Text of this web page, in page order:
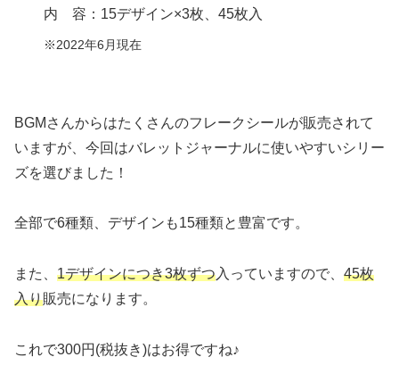
内 容：15デザイン×3枚、45枚入
※2022年6月現在
BGMさんからはたくさんのフレークシールが販売されて
いますが、今回はバレットジャーナルに使いやすいシリー
ズを選びました！
全部で6種類、デザインも15種類と豊富です。
また、 1デザインにつき3枚ずつ入っていますので、 45枚
入り販売になります。
これで300円(税抜き)はお得ですね♪